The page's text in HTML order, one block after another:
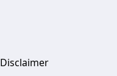
Disclaimer